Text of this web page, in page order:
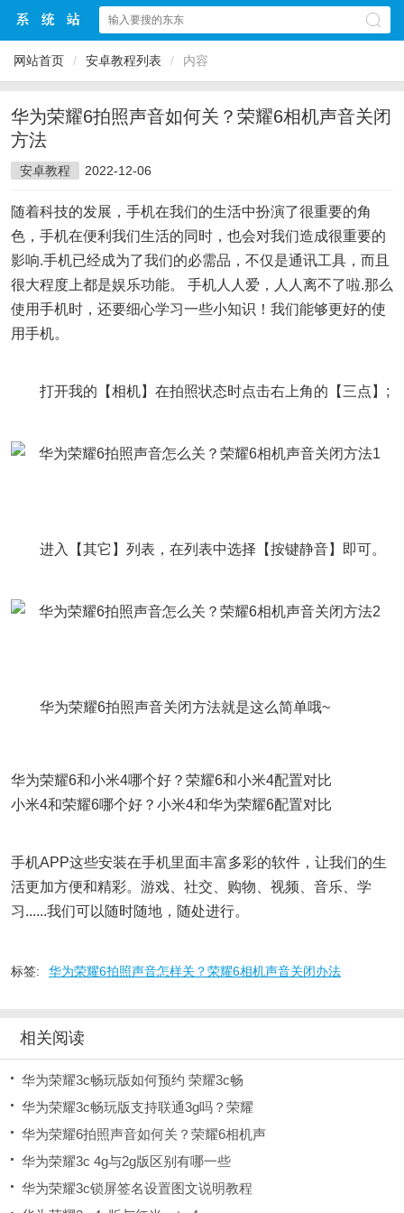
网站首页 / 安卓教程列表 / 内容
华为荣耀6拍照声音如何关？荣耀6相机声音关闭
方法
安卓教程 2022-12-06
随着科技的发展，手机在我们的生活中扮演了很重要的角
色，手机在便利我们生活的同时，也会对我们造成很重要的
影响.手机已经成为了我们的必需品，不仅是通讯工具，而且
很大程度上都是娱乐功能。 手机人人爱，人人离不了啦.那么
使用手机时，还要细心学习一些小知识！我们能够更好的使
用手机。
打开我的【相机】在拍照状态时点击右上角的【三点】;
进入【其它】列表，在列表中选择【按键静音】即可。
华为荣耀6拍照声音关闭方法就是这么简单哦~
华为荣耀6和小米4哪个好？荣耀6和小米4配置对比
小米4和荣耀6哪个好？小米4和华为荣耀6配置对比
手机APP这些安装在手机里面丰富多彩的软件，让我们的生
活更加方便和精彩。游戏、社交、购物、视频、音乐、学
习......我们可以随时随地，随处进行。
标签: 华为荣耀6拍照声音怎样关？荣耀6相机声音关闭办法
相关阅读
华为荣耀3c畅玩版如何预约 荣耀3c畅
华为荣耀3c畅玩版支持联通3g吗？荣耀
华为荣耀6拍照声音如何关？荣耀6相机声
华为荣耀3c 4g与2g版区别有哪一些
华为荣耀3c锁屏签名设置图文说明教程